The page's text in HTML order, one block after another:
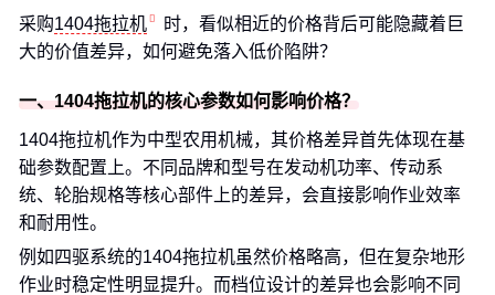
采购1404拖拉机
时，看似相近的价格背后可能隐藏着巨
大的价值差异，如何避免落入低价陷阱？
一、1404拖拉机的核心参数如何影响价格？
1404拖拉机作为中型农用机械，其价格差异首先体现在基
础参数配置上。不同品牌和型号在发动机功率、传动系
统、轮胎规格等核心部件上的差异，会直接影响作业效率
和耐用性。
例如四驱系统的1404拖拉机虽然价格略高，但在复杂地形
作业时稳定性明显提升。而档位设计的差异也会影响不同